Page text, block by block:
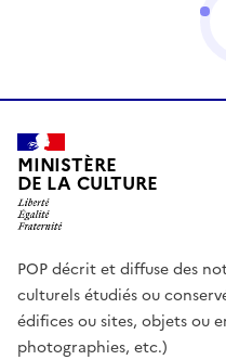
MINISTÈRE
DE LA CULTURE
POP décrit et diffuse des
culturels étudiés ou
édifices ou sites, objets ou
photographies, etc.)